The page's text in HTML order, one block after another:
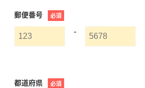
郵便番号 必須
-
都道府県 必須